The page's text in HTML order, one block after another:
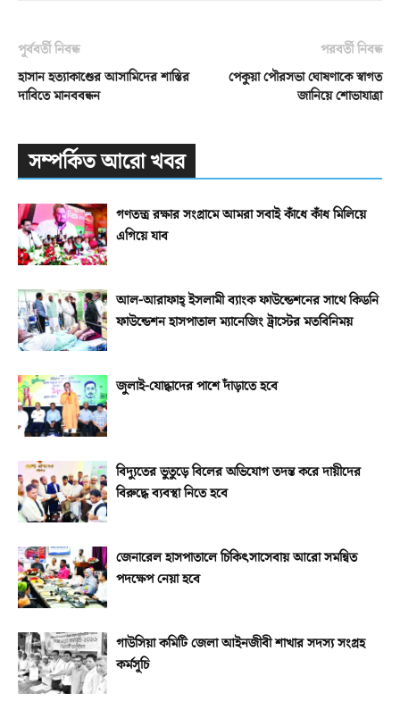
পূর্ববর্তী নিবন্ধ
হাসান হত্যাকাণ্ডের আসামিদের শাস্তির
দাবিতে মানববন্ধন
পরবর্তী নিবন্ধ
পেকুয়া পৌরসভা ঘোষণাকে স্বাগত
জানিয়ে শোভাযাত্রা
সম্পর্কিত আরো খবর
গণতন্ত্র রক্ষার সংগ্রামে আমরা সবাই কাঁধে কাঁধ মিলিয়ে
এগিয়ে যাব
আল-আরাফাহ্‌ ইসলামী ব্যাংক ফাউন্ডেশনের সাথে কিডনি
ফাউন্ডেশন হাসপাতাল ম্যানেজিং ট্রাস্টের মতবিনিময়
জুলাই-যোদ্ধাদের পাশে দাঁড়াতে হবে
বিদ্যুতের ভুতুড়ে বিলের অভিযোগ তদন্ত করে দায়ীদের
বিরুদ্ধে ব্যবস্থা নিতে হবে
জেনারেল হাসপাতালে চিকিৎসাসেবায় আরো সমন্বিত
পদক্ষেপ নেয়া হবে
গাউসিয়া কমিটি জেলা আইনজীবী শাখার সদস্য সংগ্রহ
কর্মসূচি